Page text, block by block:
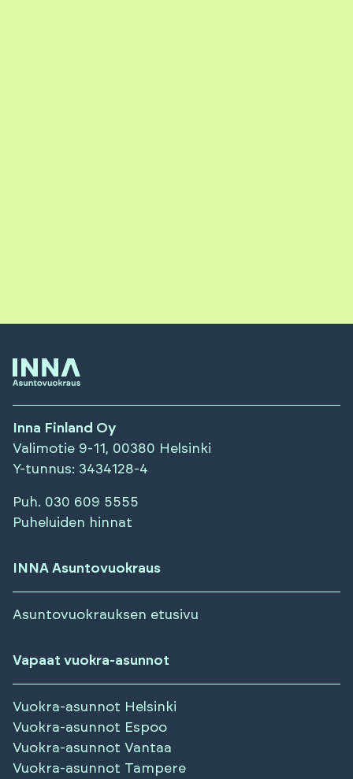
Inna Finland Oy
Valimotie 9-11, 00380 Helsinki
Y-tunnus: 3434128-4
Puh. 030 609 5555
Puheluiden hinnat
INNA Asuntovuokraus
Asuntovuokrauksen etusivu
Vapaat vuokra-asunnot
Vuokra-asunnot Helsinki
Vuokra-asunnot Espoo
Vuokra-asunnot Vantaa
Vuokra-asunnot Tampere